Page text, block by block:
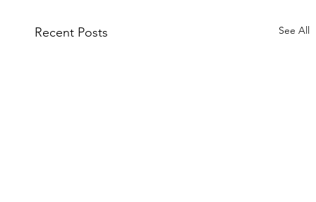
Recent Posts See All